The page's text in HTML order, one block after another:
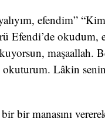
efendim”
Efendi’de okudum,
maşaallah.
okuturum. Lâkin
bir manasını